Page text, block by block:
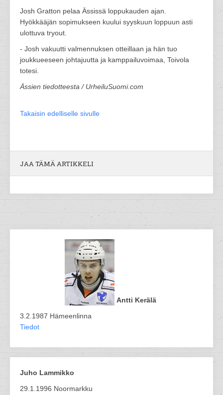
Josh Gratton pelaa Ässissä loppukauden ajan.
Hyökkääjän sopimukseen kuului syyskuun loppuun asti
ulottuva tryout.
- Josh vakuutti valmennuksen otteillaan ja hän tuo
joukkueeseen johtajuutta ja kamppailuvoimaa, Toivola
totesi.
Ässien tiedotteesta / UrheiluSuomi.com
Takaisin edelliselle sivulle
JAA TÄMÄ ARTIKKELI
Antti Kerälä
3.2.1987 Hämeenlinna
Tiedot
Juho Lammikko
29.1.1996 Noormarkku